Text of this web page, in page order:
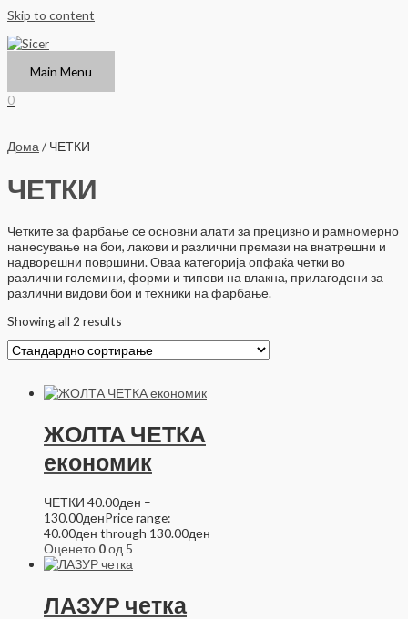
Skip to content
Main Menu
0
Дома / ЧЕТКИ
ЧЕТКИ
Четките за фарбање се основни алати за прецизно и рамномерно
нанесување на бои, лакови и различни премази на внатрешни и
надворешни површини. Оваа категорија опфаќа четки во
различни големини, форми и типови на влакна, прилагодени за
различни видови бои и техники на фарбање.
Showing all 2 results
ЖОЛТА ЧЕТКА
економик
ЧЕТКИ 40.00ден –
130.00денPrice range:
40.00ден through 130.00ден
Оценето 0од 5
ЛАЗУР четка